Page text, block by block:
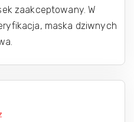
zaakceptowany. W
maska dziwnych